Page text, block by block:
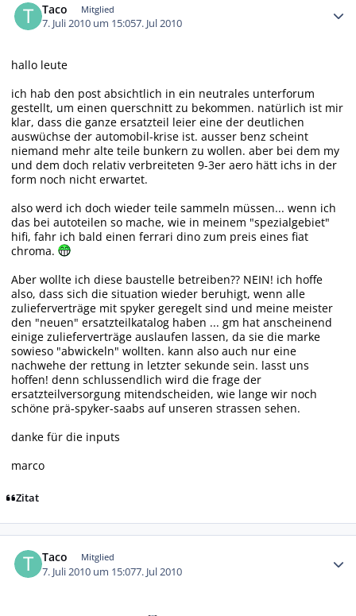
Taco Mitglied
7. Juli 2010 um 15:057. Jul 2010
hallo leute
ich hab den post absichtlich in ein neutrales unterforum
gestellt, um einen querschnitt zu bekommen. natürlich ist mir
klar, dass die ganze ersatzteil leier eine der deutlichen
auswüchse der automobil-krise ist. ausser benz scheint
niemand mehr alte teile bunkern zu wollen. aber bei dem my
und dem doch relativ verbreiteten 9-3er aero hätt ichs in der
form noch nicht erwartet.
also werd ich doch wieder teile sammeln müssen... wenn ich
das bei autoteilen so mache, wie in meinem "spezialgebiet"
hifi, fahr ich bald einen ferrari dino zum preis eines fiat
chroma.
Aber wollte ich diese baustelle betreiben?? NEIN! ich hoffe
also, dass sich die situation wieder beruhigt, wenn alle
zulieferverträge mit spyker geregelt sind und meine meister
den "neuen" ersatzteilkatalog haben ... gm hat anscheinend
einige zulieferverträge auslaufen lassen, da sie die marke
sowieso "abwickeln" wollten. kann also auch nur eine
nachwehe der rettung in letzter sekunde sein. lasst uns
hoffen! denn schlussendlich wird die frage der
ersatzteilversorgung mitendscheiden, wie lange wir noch
schöne prä-spyker-saabs auf unseren strassen sehen.
danke für die inputs
marco
Zitat
Taco Mitglied
7. Juli 2010 um 15:077. Jul 2010